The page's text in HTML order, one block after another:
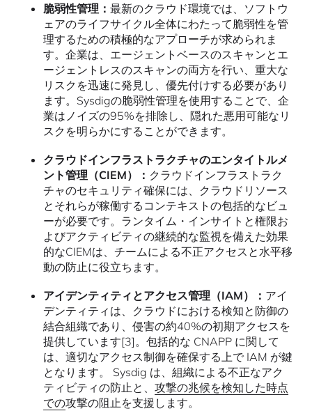
脆弱性管理：最新のクラウド環境では、ソフトウ
ェアのライフサイクル全体にわたって脆弱性を管
理するための積極的なアプローチが求められま
す。企業は、エージェントベースのスキャンとエ
ージェントレスのスキャンの両方を行い、重大な
リスクを迅速に発見し、優先付けする必要があり
ます。Sysdigの脆弱性管理を使用することで、企
業はノイズの95%を排除し、隠れた悪用可能なリ
スクを明らかにすることができます。
クラウドインフラストラクチャのエンタイトルメ
ント管理（CIEM）： クラウドインフラストラク
チャのセキュリティ確保には、クラウドリソース
とそれらが稼働するコンテキストの包括的なビュ
ーが必要です。ランタイム・インサイトと権限お
よびアクティビティの継続的な監視を備えた効果
的なCIEMは、チームによる不正アクセスと水平移
動の防止に役立ちます。
アイデンティティとアクセス管理（IAM）： アイ
デンティティは、クラウドにおける検知と防御の
結合組織であり、侵害の約40%の初期アクセスを
提供しています[3]。包括的な CNAPP に関して
は、適切なアクセス制御を確保する上で IAM が鍵
となります。 Sysdig は、組織による不正なアク
ティビティの防止と、攻撃の兆候を検知した時点
での攻撃の阻止を支援します。